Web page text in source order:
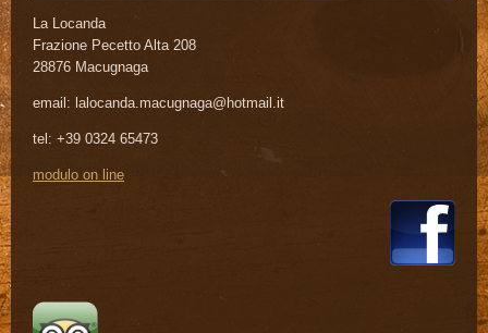
La Locanda
Frazione Pecetto Alta 208
28876 Macugnaga
email: lalocanda.macugnaga@hotmail.it
tel: +39 0324 65473
modulo on line